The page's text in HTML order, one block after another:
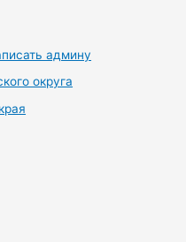
админу
округа